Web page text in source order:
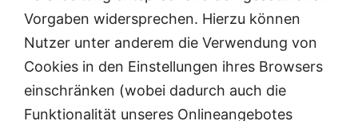
Vorgaben widersprechen. Hierzu können
Nutzer unter anderem die Verwendung von
Cookies in den Einstellungen ihres Browsers
einschränken (wobei dadurch auch die
Funktionalität unseres Onlineangebotes